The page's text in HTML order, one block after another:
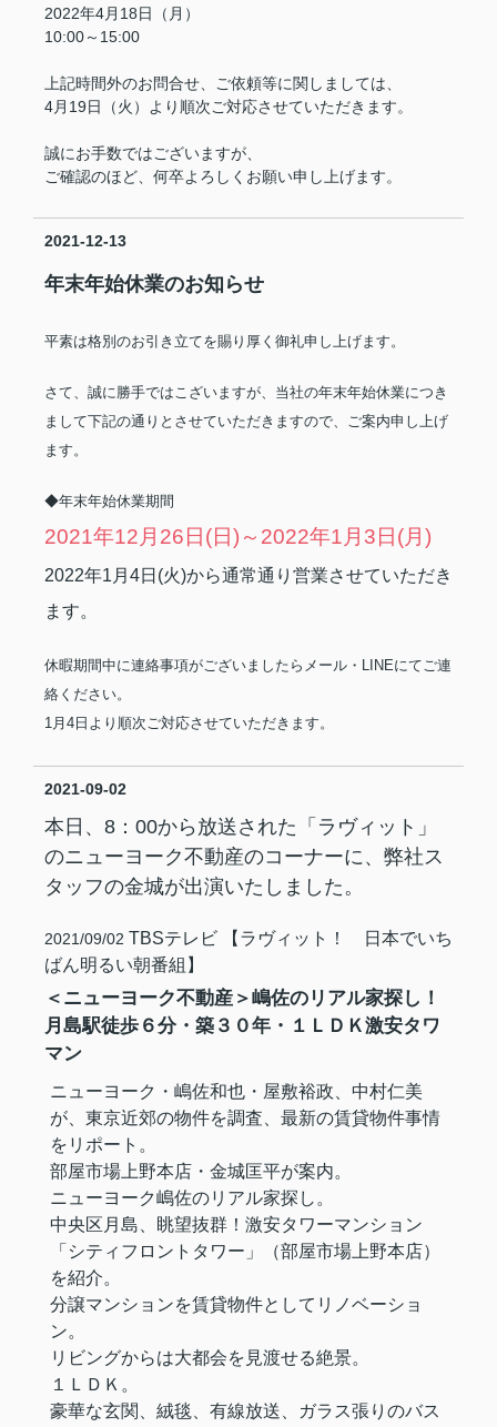
2022年4月18日（月）
10:00～15:00
上記時間外のお問合せ、ご依頼等に関しましては、
4月19日（火）より順次ご対応させていただきます。
誠にお手数ではございますが、
ご確認のほど、何卒よろしくお願い申し上げます。
2021-12-13
年末年始休業のお知らせ
平素は格別のお引き立てを賜り厚く御礼申し上げます。
さて、誠に勝手ではこざいますが、当社の年末年始休業につき
まして下記の通りとさせていただきますので、ご案内申し上げ
ます。
◆年末年始休業期間
2021年12月26日(日)～2022年1月3日(月)
2022年1月4日(火)から通常通り営業させていただき
ます。
休暇期間中に連絡事項がございましたらメール・LINEにてご連
絡ください。
1月4日より順次ご対応させていただきます。
2021-09-02
本日、8：00から放送された「ラヴィット」
のニューヨーク不動産のコーナーに、弊社ス
タッフの金城が出演いたしました。
2021/09/02 TBSテレビ 【ラヴィット！ 日本でいち
ばん明るい朝番組】
＜ニューヨーク不動産＞嶋佐のリアル家探し！
月島駅徒歩６分・築３０年・１ＬＤＫ激安タワ
マン
ニューヨーク・嶋佐和也・屋敷裕政、中村仁美
が、東京近郊の物件を調査、最新の賃貸物件事情
をリポート。
部屋市場上野本店・金城匡平が案内。
ニューヨーク嶋佐のリアル家探し。
中央区月島、眺望抜群！激安タワーマンション
「シティフロントタワー」（部屋市場上野本店）
を紹介。
分譲マンションを賃貸物件としてリノベーショ
ン。
リビングからは大都会を見渡せる絶景。
１ＬＤＫ。
豪華な玄関、絨毯、有線放送、ガラス張りのバス